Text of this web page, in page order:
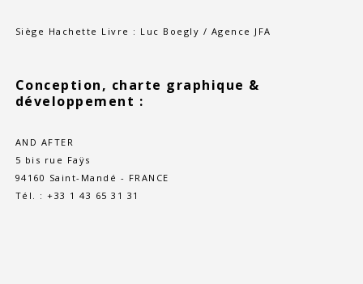
Siège Hachette Livre : Luc Boegly / Agence JFA
Conception, charte graphique &
développement :
AND AFTER
5 bis rue Faÿs
94160 Saint-Mandé - FRANCE
Tél. : +33 1 43 65 31 31